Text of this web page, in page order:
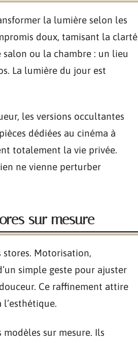
la lumière selon les
doux, tamisant la clarté
ou la chambre : un lieu
La lumière du jour est
les versions occultantes
dédiées au cinéma à
totalement la vie privée.
ne vienne perturber
sur mesure
stores. Motorisation,
simple geste pour ajuster
Ce raffinement attire
sur mesure. Ils